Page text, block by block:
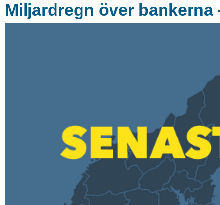
Miljardregn över